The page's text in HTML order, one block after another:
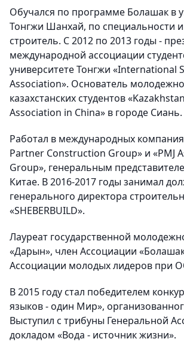
Обучался по программе Болашак в
Тонгжи Шанхай, по специальности
строитель. С 2012 по 2013 годы -
международной ассоциации
университете Тонгжи «International
Association». Основатель
казахстанских студентов
Association in China» в городе Сиань.
Работал в международных
Partner Construction Group» и «PMJ
Group», генеральным
Китае. В 2016-2017 годы занимал
генерального директора
«SHEBERBUILD».
Лауреат государственной
«Дарын», член Ассоциации
Ассоциации молодых лидеров при
В 2015 году стал победителем
языков - один Мир»,
Выступил с трибуны Генеральной
докладом «Вода - источник жизни».